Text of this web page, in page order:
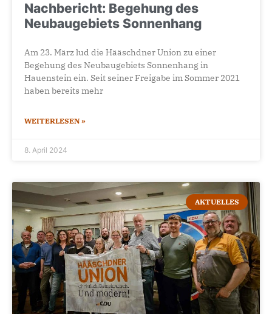
Nachbericht: Begehung des
Neubaugebiets Sonnenhang
Am 23. März lud die Hääschdner Union zu einer
Begehung des Neubaugebiets Sonnenhang in
Hauenstein ein. Seit seiner Freigabe im Sommer 2021
haben bereits mehr
WEITERLESEN »
8. April 2024
AKTUELLES